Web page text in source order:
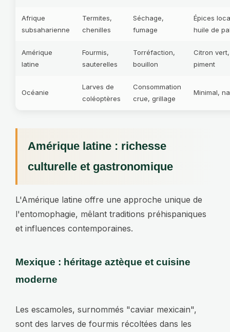
Afrique
subsaharienne
Termites,
chenilles
Séchage,
fumage
Épices
huile de
Amérique
latine
Fourmis,
sauterelles
Torréfaction,
bouillon
Citron
piment
Océanie
Larves de
coléoptères
Consommation
crue, grillage
Minimal,
Amérique latine : richesse
culturelle et gastronomique
L'Amérique latine offre une approche unique de
l'entomophagie, mêlant traditions préhispaniques
et influences contemporaines.
Mexique : héritage aztèque et cuisine
moderne
Les escamoles, surnommés "caviar mexicain",
sont des larves de fourmis récoltées dans les